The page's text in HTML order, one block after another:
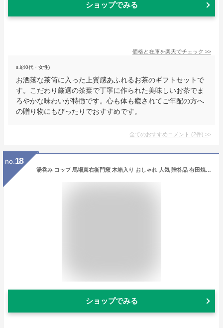
ショップでみる
価格と在庫を楽天でチェック >>
s.i(40代・女性)
お洒落な茶筒に入った上質感あふれるお茶のギフトセットで
す。こだわり厳選の茶葉で丁寧に作られた美味しいお茶でま
ろやかな味わいが特徴です。心も体も癒されてご年配の方へ
の贈り物にもぴったりでおすすめです。
全てのおすすめコメント (2件) >
no. 18
湯呑み コップ 馬場真右衛門窯 木箱入り おしゃれ 人気 贈答品 有田焼 陶磁器 日本製 油滴天目（大）
ショップでみる